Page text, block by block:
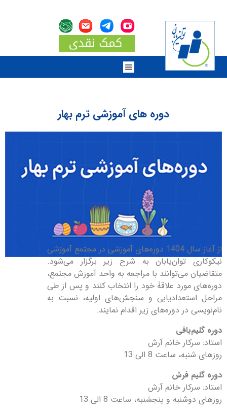
دوره های آموزشی ترم بهار
از آغاز سال 1404 دوره‌های آموزشی در مجتمع آموزشی
نيکوکاری توان‌يابان به شرح زير برگزار می‌شود.
متقاضيان می‌توانند با مراجعه به واحد آموزش مجتمع،
دوره‌های مورد علاقۀ خود را انتخاب کنند و پس از طی
مراحل استعداديابی و سنجش‌های اوليه، نسبت به
نام‌نويسی در دوره‌های زير اقدام نمايند.
دوره گلیم‌بافی
استاد: سرکار خانم آرش
روزهای شنبه، ساعت 8 الی 13
دوره گلیم فرش
استاد: سرکار خانم آرش
روزهای دوشنبه و پنجشنبه، ساعت 8 الی 13